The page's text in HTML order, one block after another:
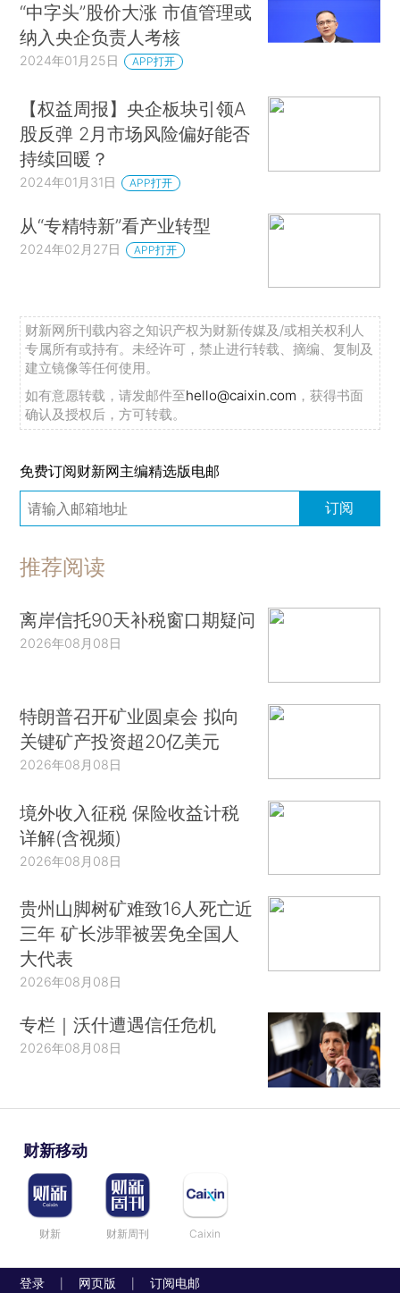
“中字头”股价大涨 市值管理或
纳入央企负责人考核
2024年01月25日 APP打开
【权益周报】央企板块引领A
股反弹 2月市场风险偏好能否
持续回暖？
2024年01月31日 APP打开
从“专精特新”看产业转型
2024年02月27日 APP打开
财新网所刊载内容之知识产权为财新传媒及/或相关权利人
专属所有或持有。未经许可，禁止进行转载、摘编、复制及
建立镜像等任何使用。
如有意愿转载，请发邮件至hello@caixin.com ，获得书面
确认及授权后，方可转载。
免费订阅财新网主编精选版电邮
订阅
推荐阅读
离岸信托90天补税窗口期疑问
2026年08月08日
特朗普召开矿业圆桌会 拟向
关键矿产投资超20亿美元
2026年08月08日
境外收入征税 保险收益计税
详解(含视频)
2026年08月08日
贵州山脚树矿难致16人死亡近
三年 矿长涉罪被罢免全国人
大代表
2026年08月08日
专栏｜沃什遭遇信任危机
2026年08月08日
财新移动
财新 财新周刊 Caixin
登录 网页版 订阅电邮